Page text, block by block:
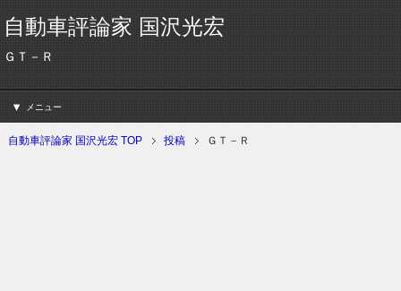
自動車評論家 国沢光宏
ＧＴ－Ｒ
メニュー
自動車評論家 国沢光宏 TOP 投稿 ＧＴ－Ｒ